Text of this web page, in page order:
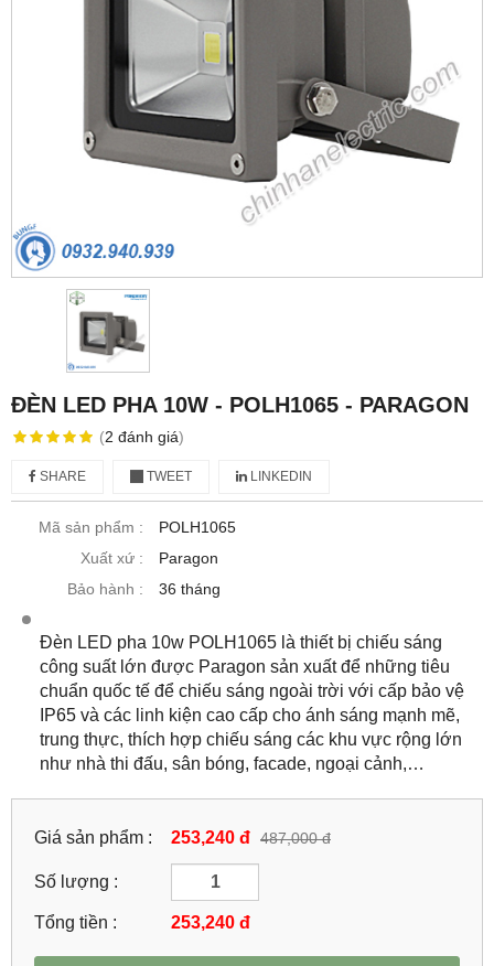
ĐÈN LED PHA 10W - POLH1065 - PARAGON
(2 đánh giá)
SHARE TWEET LINKEDIN
Mã sản phẩm :
POLH1065
Xuất xứ :
Paragon
Bảo hành :
36 tháng
Đèn LED pha 10w POLH1065 là thiết bị chiếu sáng
công suất lớn được Paragon sản xuất để những tiêu
chuẩn quốc tế để chiếu sáng ngoài trời với cấp bảo vệ
IP65 và các linh kiện cao cấp cho ánh sáng mạnh mẽ,
trung thực, thích hợp chiếu sáng các khu vực rộng lớn
như nhà thi đấu, sân bóng, facade, ngoại cảnh,…
Giá sản phẩm : 253,240 đ 487,000 đ
Số lượng :
Tổng tiền : 253,240 đ